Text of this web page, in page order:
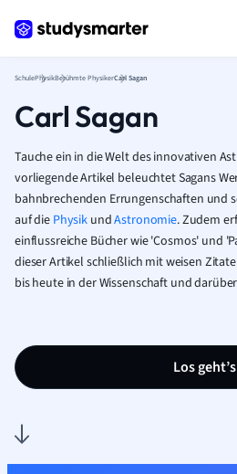
SchulePhysikBerühmte PhysikerCarl Sagan
Carl Sagan
Tauche ein in die Welt des innovativen
vorliegende Artikel beleuchtet Sagans
bahnbrechenden Errungenschaften und
auf die Physik undAstronomie. Zudem
einflussreiche Bücher wie 'Cosmos' und
dieser Artikel schließlich mit weisen
bis heute in der Wissenschaft und
Los geht’s